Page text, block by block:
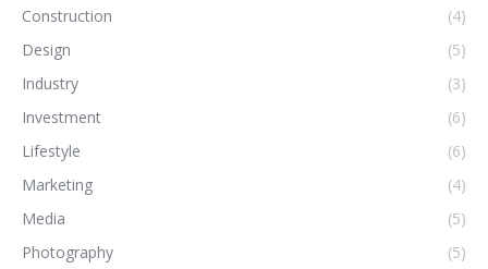
Construction
(4)
Design
(5)
Industry
(3)
Investment
(6)
Lifestyle
(6)
Marketing
(4)
Media
(5)
Photography
(5)